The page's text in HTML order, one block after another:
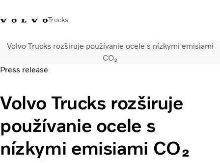
Trucks
Kontaktujte násMerchandise ShopPrihlásiť sa Slovenská Republika
Nákladné vozidlá
Služby
Predajná a servisná sieť
Novinky
O nás
Kontaktujte nás
Volvo Trucks rozširuje používanie ocele s nízkymi emisiami
CO₂
Press release
Volvo Trucks rozširuje
používanie ocele s
nízkymi emisiami CO₂